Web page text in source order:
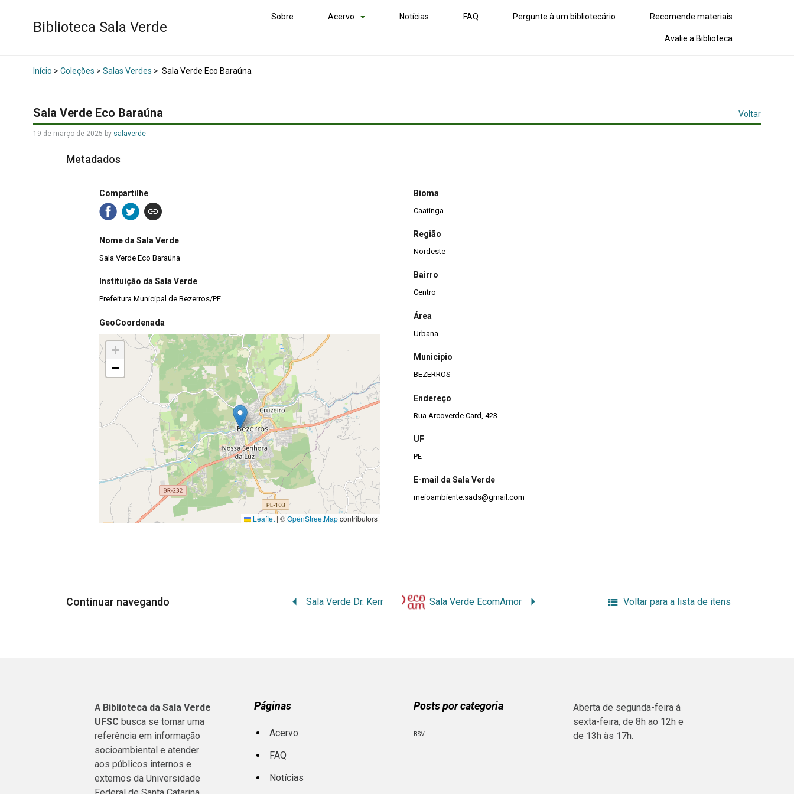
Biblioteca Sala Verde
Sobre Acervo Notícias FAQ Pergunte à um bibliotecário Recomende materiais
Avalie a Biblioteca
Início > Coleções > Salas Verdes > Sala Verde Eco Baraúna
Sala Verde Eco Baraúna Voltar
19 de março de 2025 by salaverde
Metadados
Compartilhe
Nome da Sala Verde
Sala Verde Eco Baraúna
Instituição da Sala Verde
Prefeitura Municipal de Bezerros/PE
GeoCoordenada
+
−
Leaflet | ©OpenStreetMapcontributors
Bioma
Caatinga
Região
Nordeste
Bairro
Centro
Área
Urbana
Municipio
BEZERROS
Endereço
Rua Arcoverde Card, 423
UF
PE
E-mail da Sala Verde
meioambiente.sads@gmail.com
Continuar navegando Sala Verde Dr. Kerr Sala Verde EcomAmor Voltar para a lista de itens
A Biblioteca da Sala Verde
UFSC busca se tornar uma
referência em informação
socioambiental e atender
aos públicos internos e
externos da Universidade
Páginas
Acervo
FAQ
Notícias
Posts por categoria
BSV
Aberta de segunda-feira à
sexta-feira, de 8h ao 12h e
de 13h às 17h.